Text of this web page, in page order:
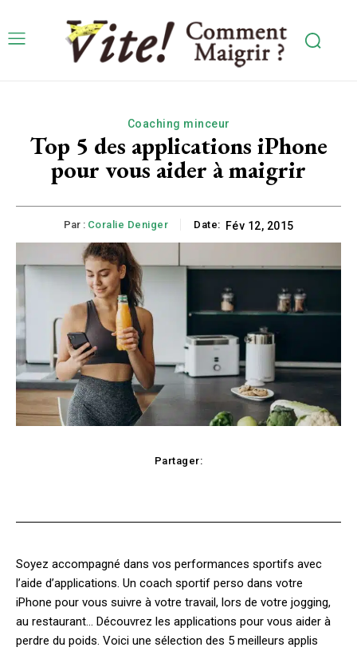
Coaching minceur
Top 5 des applications iPhone
pour vous aider à maigrir
Par : Coralie Deniger Date: Fév 12, 2015
Partager:
Soyez accompagné dans vos performances sportifs avec
l’aide d’applications. Un coach sportif perso dans votre
iPhone pour vous suivre à votre travail, lors de votre jogging,
au restaurant… Découvrez les applications pour vous aider à
perdre du poids. Voici une sélection des 5 meilleurs applis